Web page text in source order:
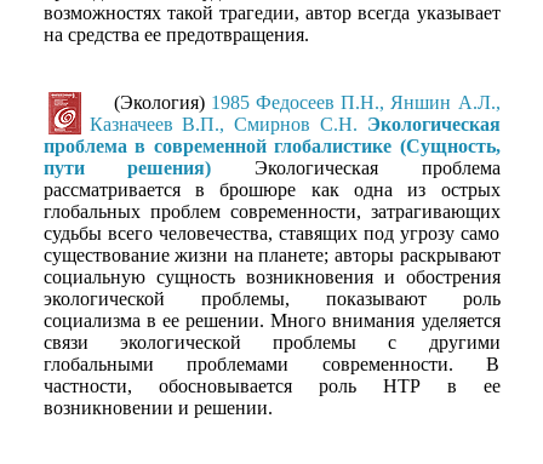
возможностях такой трагедии, автор всегда указывает
на средства ее предотвращения.
(Экология) 1985 Федосеев П.Н., Яншин А.Л.,
Казначеев В.П., Смирнов С.Н. Экологическая
проблема в современной глобалистике (Сущность,
пути решения) Экологическая проблема
рассматривается в брошюре как одна из острых
глобальных проблем современности, затрагивающих
судьбы всего человечества, ставящих под угрозу само
существование жизни на планете; авторы раскрывают
социальную сущность возникновения и обострения
экологической проблемы, показывают роль
социализма в ее решении. Много внимания уделяется
связи экологической проблемы с другими
глобальными проблемами современности. В
частности, обосновывается роль НТР в ее
возникновении и решении.